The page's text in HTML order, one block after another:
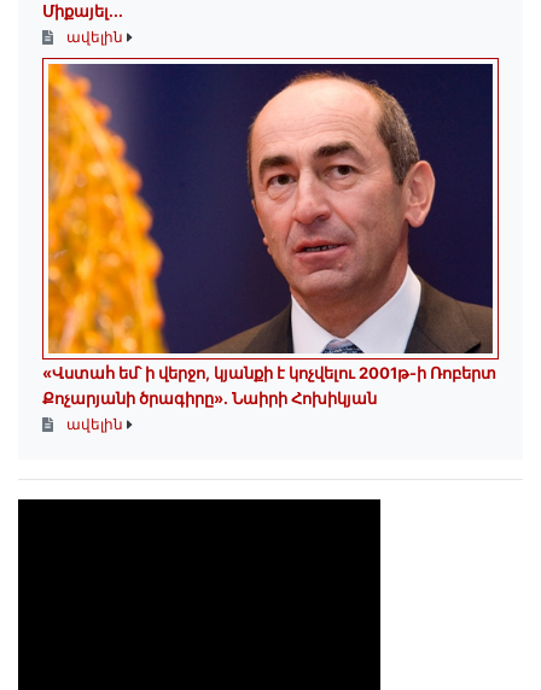
Միքայել...
ավելին
«Վստահ եմ՝ ի վերջո, կյանքի է կոչվելու 2001թ-ի Ռոբերտ
Քոչարյանի ծրագիրը». Նաիրի Հոխիկյան
ավելին